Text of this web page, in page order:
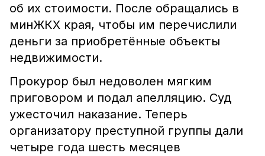
об их стоимости. После обращались в
минЖКХ края, чтобы им перечислили
деньги за приобретённые объекты
недвижимости.
Прокурор был недоволен мягким
приговором и подал апелляцию. Суд
ужесточил наказание. Теперь
организатору преступной группы дали
четыре года шесть месяцев